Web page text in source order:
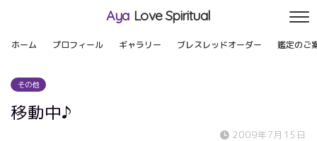
Aya Love Spiritual
ホーム プロフィール ギャラリー ブレスレッドオーダー 鑑定のご
その他
移動中♪
2009年7月15日